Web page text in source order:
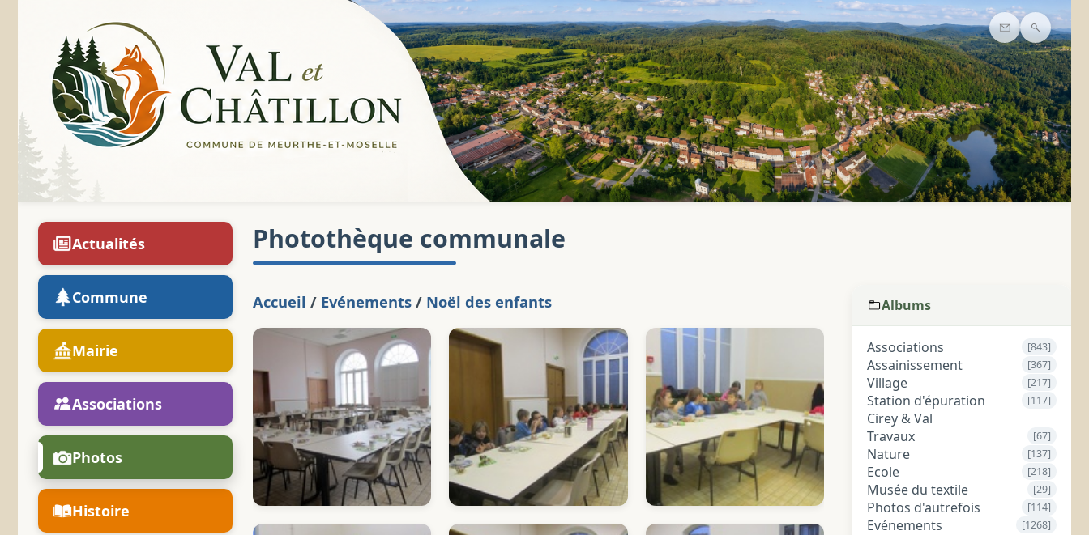
Contact
Actualités
Commune
Mairie
Associations
Photos
Histoire
Photothèque communale
Albums
Associations [843]
Assainissement [367]
Village [217]
Station d'épuration
Cirey & Val
[117]
Travaux [67]
Nature [137]
Ecole [218]
Musée du textile [29]
Photos d'autrefois [114]
Evénements [1268]
Accueil / Evénements / Noël des enfants